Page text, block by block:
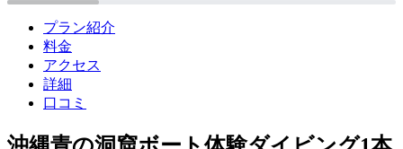
プラン紹介
料金
アクセス
詳細
口コミ